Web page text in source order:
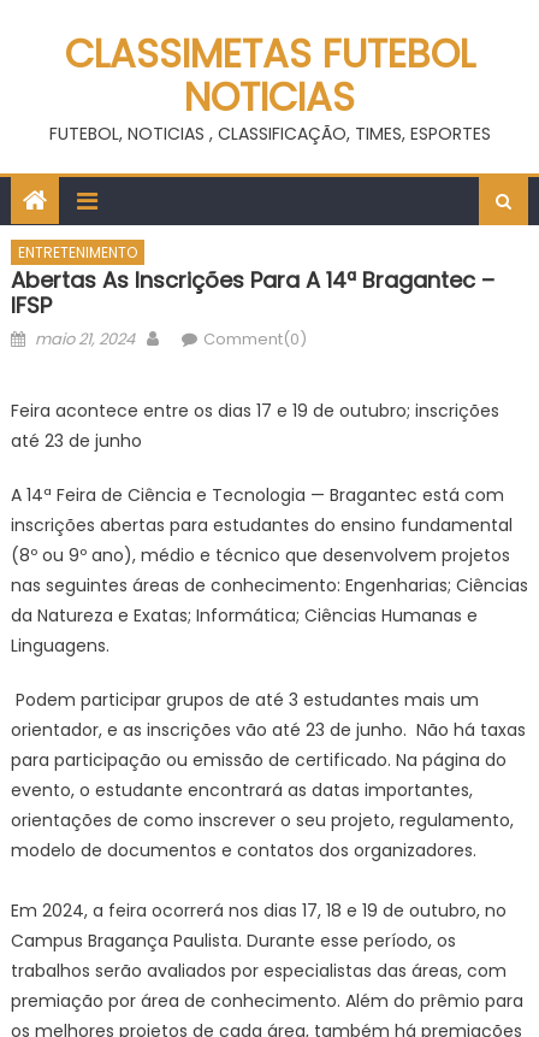
CLASSIMETAS FUTEBOL
NOTICIAS
FUTEBOL, NOTICIAS , CLASSIFICAÇÃO, TIMES, ESPORTES
ENTRETENIMENTO
Abertas As Inscrições Para A 14ª Bragantec –
IFSP
Posted
maio 21, 2024 AuthorComment(0)
Feira acontece entre os dias 17 e 19 de outubro; inscrições
até 23 de junho
A 14ª Feira de Ciência e Tecnologia — Bragantec está com
inscrições abertas para estudantes do ensino fundamental
(8º ou 9º ano), médio e técnico que desenvolvem projetos
nas seguintes áreas de conhecimento: Engenharias; Ciências
da Natureza e Exatas; Informática; Ciências Humanas e
Linguagens.
Podem participar grupos de até 3 estudantes mais um
orientador, e as inscrições vão até 23 de junho. Não há taxas
para participação ou emissão de certificado. Na página do
evento, o estudante encontrará as datas importantes,
orientações de como inscrever o seu projeto, regulamento,
modelo de documentos e contatos dos organizadores.
Em 2024, a feira ocorrerá nos dias 17, 18 e 19 de outubro, no
Campus Bragança Paulista. Durante esse período, os
trabalhos serão avaliados por especialistas das áreas, com
premiação por área de conhecimento. Além do prêmio para
os melhores projetos de cada área, também há premiações